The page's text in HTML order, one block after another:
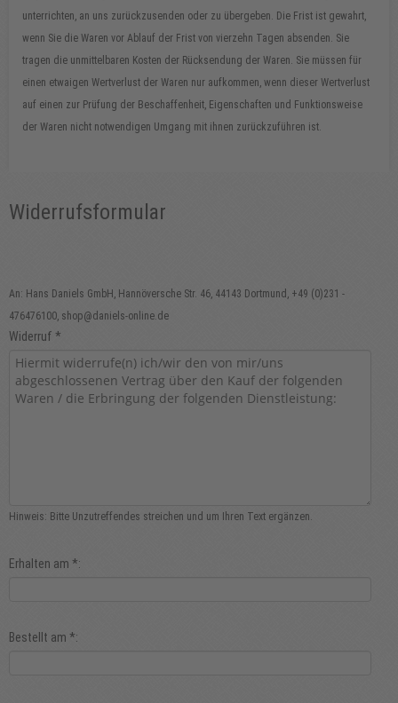
unterrichten, an uns zurückzusenden oder zu übergeben. Die Frist ist gewahrt,
wenn Sie die Waren vor Ablauf der Frist von vierzehn Tagen absenden. Sie
tragen die unmittelbaren Kosten der Rücksendung der Waren. Sie müssen für
einen etwaigen Wertverlust der Waren nur aufkommen, wenn dieser Wertverlust
auf einen zur Prüfung der Beschaffenheit, Eigenschaften und Funktionsweise
der Waren nicht notwendigen Umgang mit ihnen zurückzuführen ist.
Widerrufsformular
An: Hans Daniels GmbH, Hannöversche Str. 46, 44143 Dortmund, +49 (0)231 -
476476100, shop@daniels-online.de
Widerruf *
Hinweis: Bitte Unzutreffendes streichen und um Ihren Text ergänzen.
Erhalten am *:
Bestellt am *: